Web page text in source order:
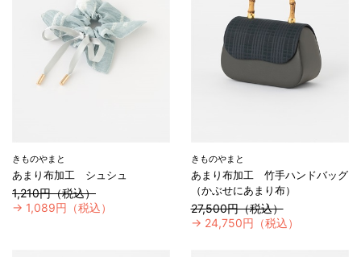
きものやまと
あまり布加工 シュシュ
1,210円（税込）
→ 1,089円（税込）
きものやまと
あまり布加工 竹手ハンドバッグ
（かぶせにあまり布）
27,500円（税込）
→ 24,750円（税込）